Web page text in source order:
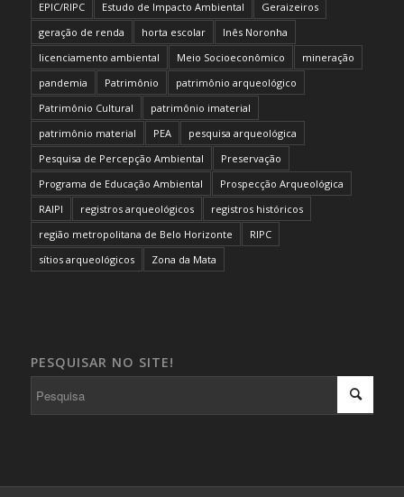
EPIC/RIPC
Estudo de Impacto Ambiental
Geraizeiros
geração de renda
horta escolar
Inês Noronha
licenciamento ambiental
Meio Socioeconômico
mineração
pandemia
Patrimônio
patrimônio arqueológico
Patrimônio Cultural
patrimônio imaterial
patrimônio material
PEA
pesquisa arqueológica
Pesquisa de Percepção Ambiental
Preservação
Programa de Educação Ambiental
Prospecção Arqueológica
RAIPI
registros arqueológicos
registros históricos
região metropolitana de Belo Horizonte
RIPC
sítios arqueológicos
Zona da Mata
PESQUISAR NO SITE!